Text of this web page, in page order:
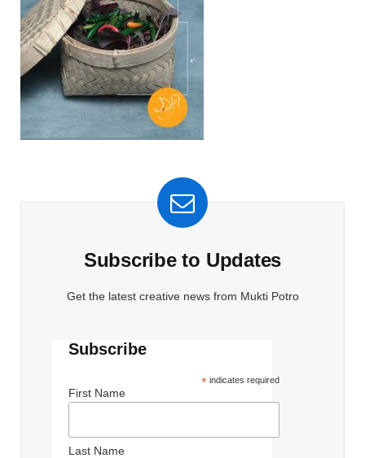
Subscribe to Updates
Get the latest creative news from Mukti Potro
Subscribe
* indicates required
First Name
Last Name